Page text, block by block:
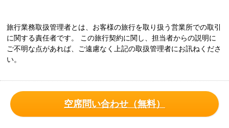
旅行業務取扱管理者とは、お客様の旅行を取り扱う営業所での取引
に関する責任者です。 この旅行契約に関し、担当者からの説明に
ご不明な点があれば、ご遠慮なく上記の取扱管理者にお訊ねくださ
い。
空席問い合わせ（無料）